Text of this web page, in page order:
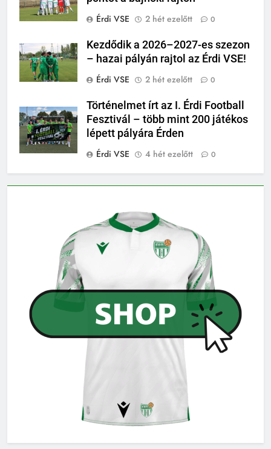
Érdi VSE
2 hét ezelőtt 0
Kezdődik a 2026–2027-es szezon
– hazai pályán rajtol az Érdi VSE!
Érdi VSE
2 hét ezelőtt 0
Történelmet írt az I. Érdi Football
Fesztivál – több mint 200 játékos
lépett pályára Érden
Érdi VSE
4 hét ezelőtt 0